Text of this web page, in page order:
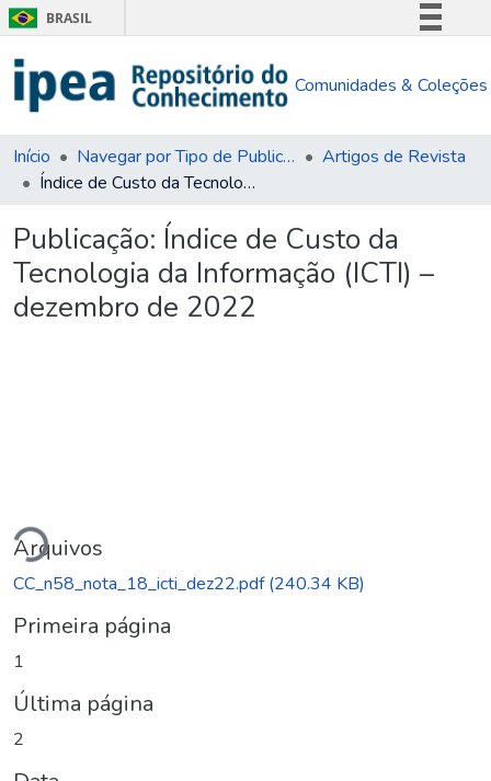
BRASIL
Comunica BR
Acesso à informação
Comunidades & Coleções
Início Navegar por Tipo de Publicação
Artigos de Revista
Índice de Custo da Tecnologia da Informação (ICTI) – dezembro de 2022
Publicação: Índice de Custo da
Tecnologia da Informação (ICTI) –
dezembro de 2022
Arquivos
CC_n58_nota_18_icti_dez22.pdf(240.34 KB)
Primeira página
1
Última página
2